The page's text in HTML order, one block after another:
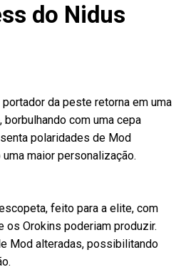
do Nidus
da peste retorna em uma
com uma cepa
polaridades de Mod
maior personalização.
feito para a elite, com
os Orokins poderiam produzir.
Mod alteradas, possibilitando